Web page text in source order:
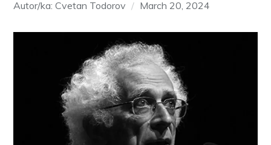
Autor/ka: Cvetan Todorov March 20, 2024